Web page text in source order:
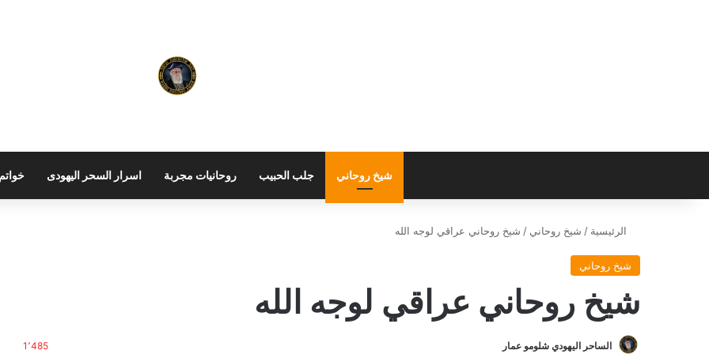
شيخ روحاني جلب الحبيب روحانيات مجربة اسرار السحر اليهودى
الرئيسية / شيخ روحاني / شيخ روحاني عراقي لوجه الله
شيخ روحاني
شيخ روحاني عراقي لوجه الله
الساحر اليهودي شلومو عمار 1٬485